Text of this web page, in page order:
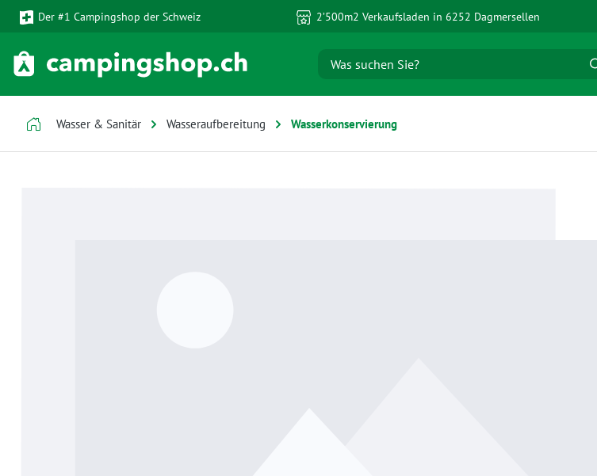
Hauptinhalt springen
Zur Suche springen
Zur Hauptnavigation springen
Der #1 Campingshop der Schweiz 2’500m2 Verkaufsladen in 6252 Dagmersellen
Wasser & Sanitär Wasseraufbereitung Wasserkonservierung